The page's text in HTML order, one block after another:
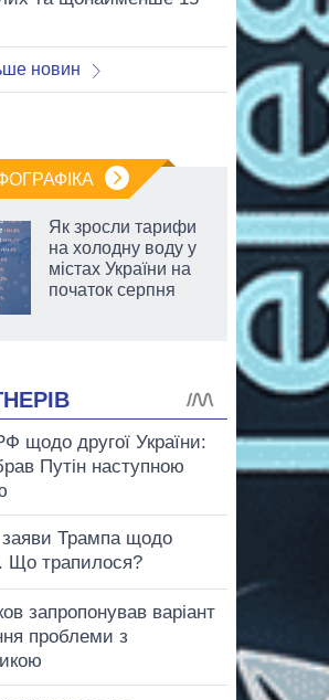
новин
Як зросли тарифи
на холодну воду у
містах України на
початок серпня